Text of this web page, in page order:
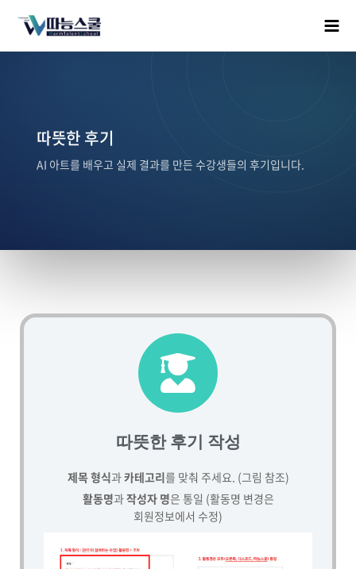
따뜻한 후기
AI 아트를 배우고 실제 결과를 만든 수강생들의 후기입니다.
따뜻한 후기 작성
제목 형식과카테고리를 맞춰 주세요. (그림 참조)
활동명과작성자 명은 통일 (활동명 변경은
회원정보에서 수정)